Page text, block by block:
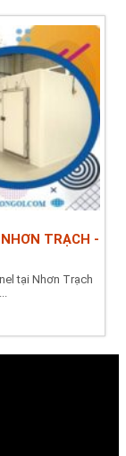
TRẠCH -
tại Nhơn Trạch